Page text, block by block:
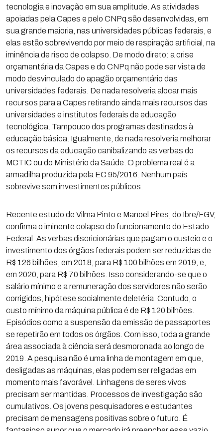
tecnologia e inovação em sua amplitude. As atividades
apoiadas pela Capes e pelo CNPq são desenvolvidas, em
sua grande maioria, nas universidades públicas federais, e
elas estão sobrevivendo por meio de respiração artificial, na
iminência de risco de colapso. De modo direto: a crise
orçamentária da Capes e do CNPq não pode ser vista de
modo desvinculado do apagão orçamentário das
universidades federais. De nada resolveria alocar mais
recursos para a Capes retirando ainda mais recursos das
universidades e institutos federais de educação
tecnológica. Tampouco dos programas destinados à
educação básica. Igualmente, de nada resolveria melhorar
os recursos da educação canibalizando as verbas do
MCTIC ou do Ministério da Saúde. O problema real é a
armadilha produzida pela EC 95/2016. Nenhum país
sobrevive sem investimentos públicos.
Recente estudo de Vilma Pinto e Manoel Pires, do Ibre/FGV,
confirma o iminente colapso do funcionamento do Estado
Federal. As verbas discricionárias que pagam o custeio e o
investimento dos órgãos federais podem ser reduzidas de
R$ 126 bilhões, em 2018, para R$ 100 bilhões em 2019, e,
em 2020, para R$ 70 bilhões. Isso considerando-se que o
salário mínimo e a remuneração dos servidores não serão
corrigidos, hipótese socialmente deletéria. Contudo, o
custo mínimo da máquina pública é de R$ 120 bilhões.
Episódios como a suspensão da emissão de passaportes
se repetirão em todos os órgãos. Com isso, toda a grande
área associada à ciência será desmoronada ao longo de
2019. A pesquisa não é uma linha de montagem em que,
desligadas as máquinas, elas podem ser religadas em
momento mais favorável. Linhagens de seres vivos
precisam ser mantidas. Processos de investigação são
cumulativos. Os jovens pesquisadores e estudantes
precisam de mensagens positivas sobre o futuro. É